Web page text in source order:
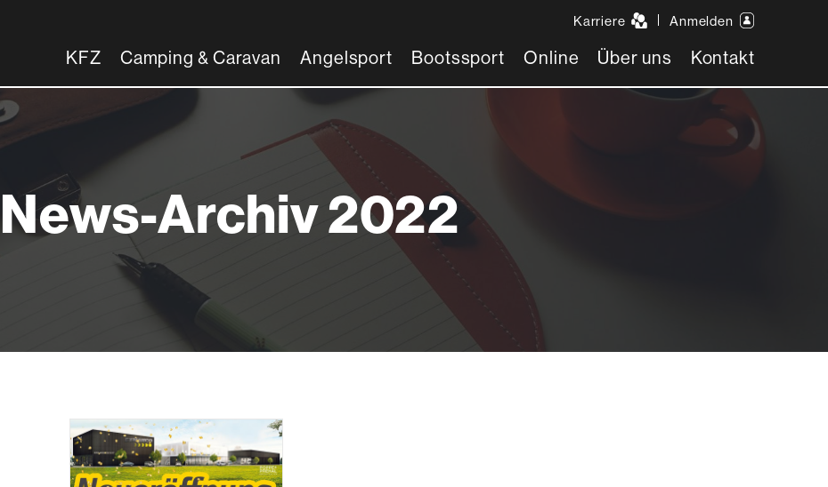
Karriere Anmelden
KFZ Camping & Caravan Angelsport Bootssport Online Über uns Kontakt
News-Archiv 2022